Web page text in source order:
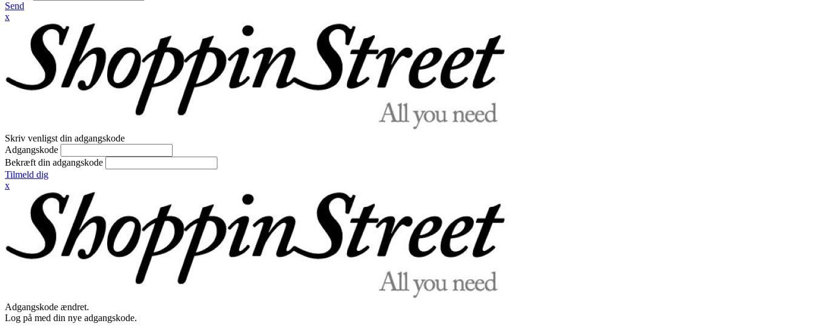
Send
x
Skriv venligst din adgangskode
Adgangskode
Bekræft din adgangskode
Tilmeld dig
x
Adgangskode ændret.
Log på med din nye adgangskode.